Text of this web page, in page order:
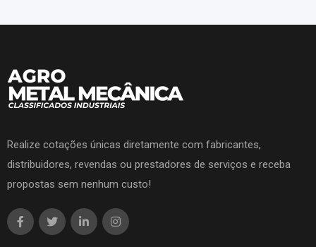
Realize cotações únicas diretamente com fabricantes,
distribuidores, revendas ou prestadores de serviços e receba
propostas sem nenhum custo!